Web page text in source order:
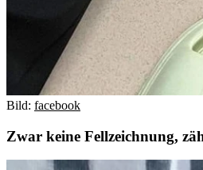
Bild: facebook
Zwar keine Fellzeichnung,